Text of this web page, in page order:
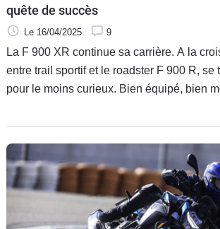
quête de succès
Le 16/04/2025 9
La F 900 XR continue sa carrière. A la
entre trail sportif et le roadster F 900 R, se
pour le moins curieux. Bien équipé, bien